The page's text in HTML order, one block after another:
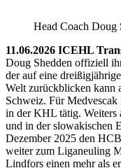
Head Coach Doug
11.06.2026 ICEHL
Doug Shedden offiziell
der auf eine
Welt zurückblicken kann
Schweiz. Für Medvescak
in der KHL tätig. Weiters
und in der slowakischen
Dezember 2025 den
weiter zum Liganeuling
Lindfors einen mehr als